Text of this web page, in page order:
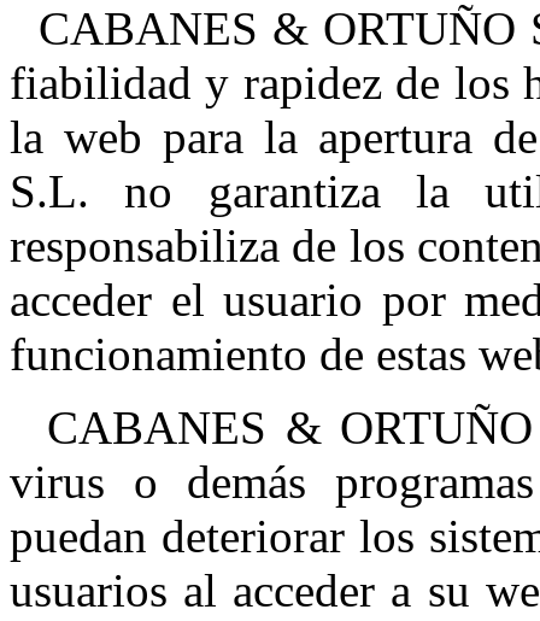
CABANES & ORTUÑO
fiabilidad y rapidez de los
la web para la apertura
S.L. no garantiza la
responsabiliza de los
acceder el usuario por
funcionamiento de estas
CABANES & ORTUÑO
virus o demás
puedan deteriorar los
usuarios al acceder a su